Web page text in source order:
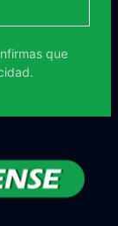
que